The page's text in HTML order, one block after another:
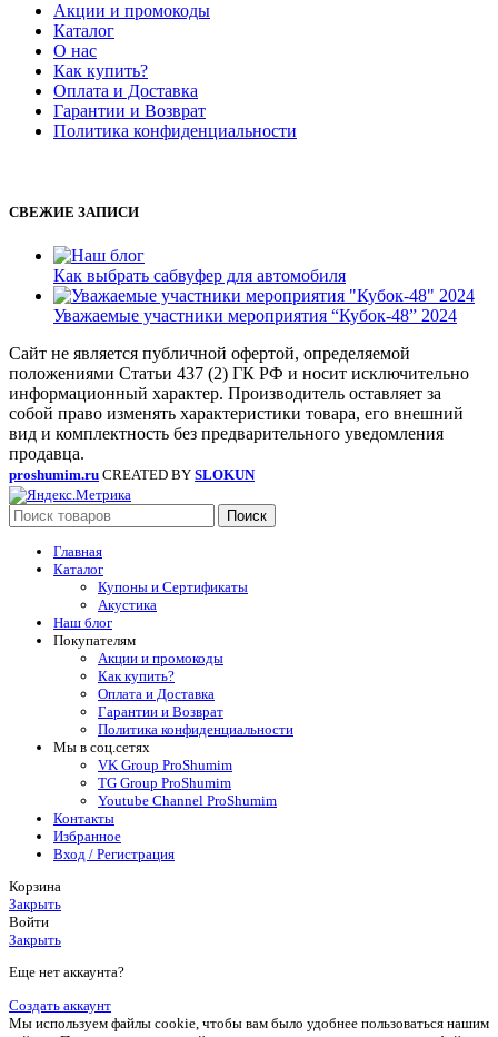
Акции и промокоды
Каталог
О нас
Как купить?
Оплата и Доставка
Гарантии и Возврат
Политика конфиденциальности
СВЕЖИЕ ЗАПИСИ
Как выбрать сабвуфер для автомобиля
Уважаемые участники мероприятия “Кубок-48” 2024
Сайт не является публичной офертой, определяемой
положениями Статьи 437 (2) ГК РФ и носит исключительно
информационный характер. Производитель оставляет за
собой право изменять характеристики товара, его внешний
вид и комплектность без предварительного уведомления
продавца.
proshumim.ru CREATED BY SLOKUN
Поиск
Главная
Каталог
Купоны и Сертификаты
Акустика
Наш блог
Покупателям
Акции и промокоды
Как купить?
Оплата и Доставка
Гарантии и Возврат
Политика конфиденциальности
Мы в соц.сетях
VK Group ProShumim
TG Group ProShumim
Youtube Channel ProShumim
Контакты
Избранное
Вход / Регистрация
Корзина
Закрыть
Войти
Закрыть
Еще нет аккаунта?
Создать аккаунт
Мы используем файлы cookie, чтобы вам было удобнее пользоваться нашим